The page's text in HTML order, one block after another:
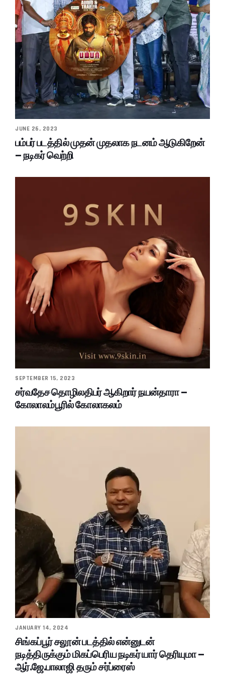
JUNE 26, 2023
பம்பர் படத்தில் முதன் முதலாக நடனம் ஆடுகிறேன்
– நடிகர் வெற்றி
SEPTEMBER 15, 2023
சர்வதேச தொழிலதிபர் ஆகிறார் நயன்தாரா –
கோலாலம்பூரில் கோலாகலம்
JANUARY 14, 2024
சிங்கப்பூர் சலூன் படத்தில் என்னுடன்
நடித்திருக்கும் மிகப்பெரிய நடிகர் யார் தெரியுமா –
ஆர்.ஜே.பாலாஜி தரும் சர்ப்ரைஸ்